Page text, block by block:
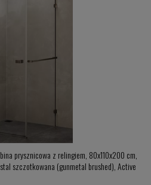
prysznicowa z relingiem, 80x110x200 cm,
szczotkowana (gunmetal brushed), Active